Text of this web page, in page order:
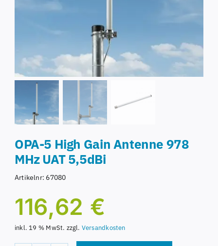
OPA-5 High Gain Antenne 978
MHz UAT 5,5dBi
Artikelnr: 67080
116,62 €
inkl. 19 % MwSt. zzgl. Versandkosten